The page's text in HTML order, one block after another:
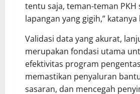
tentu saja, teman-teman PKH
lapangan yang gigih,” katanya
Validasi data yang akurat,
merupakan fondasi utama
efektivitas program
memastikan penyaluran
sasaran, dan mencegah